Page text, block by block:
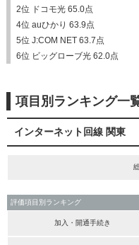
2位 ドコモ光 65.0点
4位 auひかり 63.9点
5位 J:COM NET 63.7点
6位 ビッグローブ光 62.0点
項目別ランキング一
インターネット回線 関東
評価項目別ランキング
加入・開通手続き